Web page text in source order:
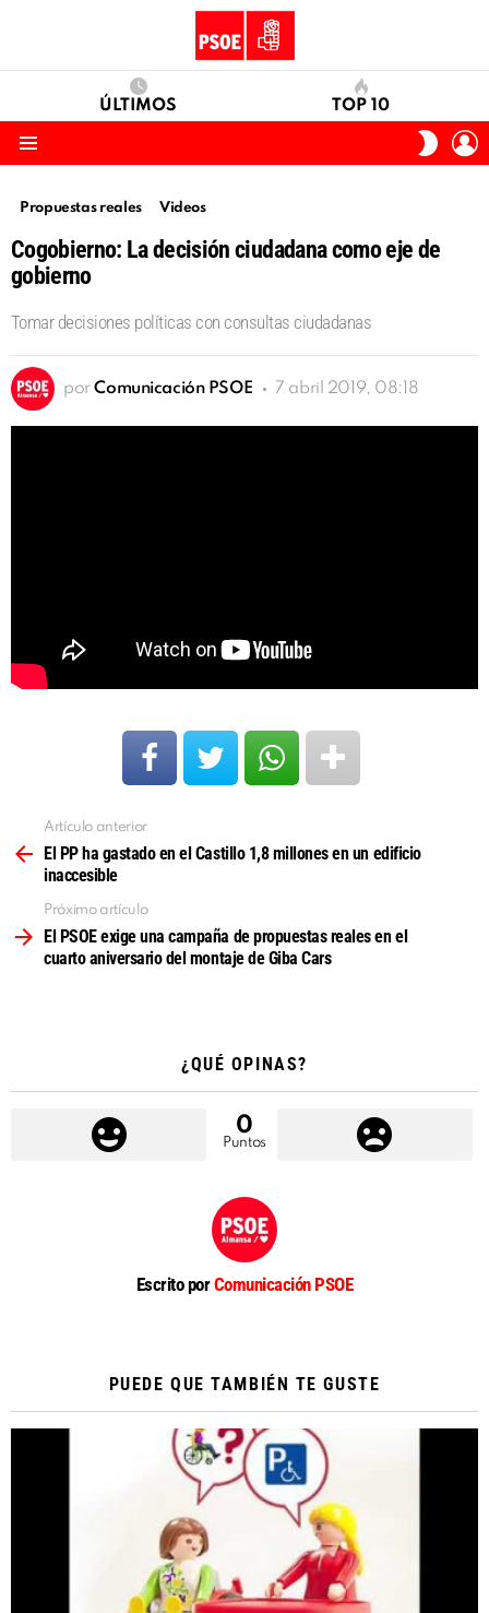
ÚLTIMOS TOP 10
SKIN
Propuestas reales Videos
Cogobierno: La decisión ciudadana como eje de
gobierno
Tomar decisiones políticas con consultas ciudadanas
por Comunicación PSOE 7 abril 2019, 08:18
más
Artículo anterior
El PP ha gastado en el Castillo 1,8 millones en un edificio
inaccesible
Próximo artículo
El PSOE exige una campaña de propuestas reales en el
cuarto aniversario del montaje de Giba Cars
¿QUÉ OPINAS?
0
Puntos
Escrito porComunicación PSOE
PUEDE QUE TAMBIÉN TE GUSTE